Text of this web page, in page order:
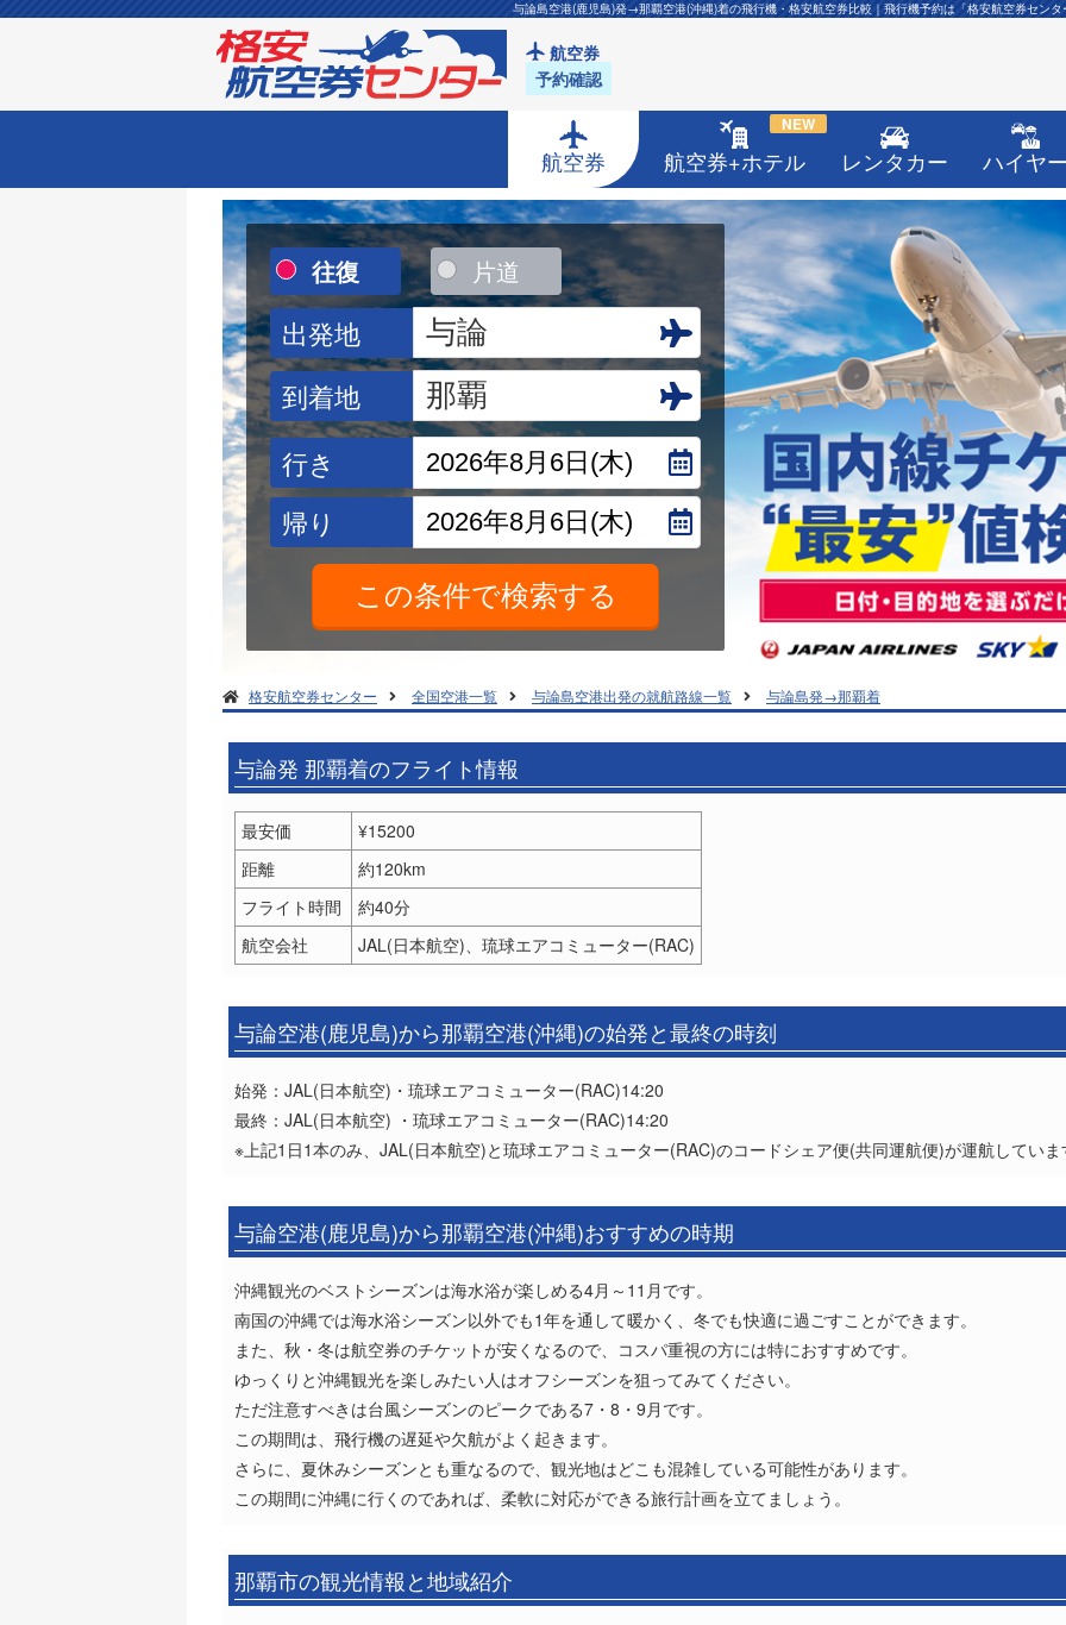
与論島空港(鹿児島)発→那覇空港(沖縄)着の飛行機・格安航空券比較｜飛行機予約は「格安航空券センタ
航空券
予約確認
航空券 航空券+ホテル
NEW
レンタカー ハイヤ
往復 片道
出発地
到着地
行き
帰り
格安航空券センター 全国空港一覧 与論島空港出発の就航路線一覧 与論島発→那覇着
与論発 那覇着のフライト情報
最安価
¥15200
距離
約120km
フライト時間
約40分
航空会社
JAL(日本航空)、琉球エアコミューター(RAC)
与論空港(鹿児島)から那覇空港(沖縄)の始発と最終の時刻
始発：JAL(日本航空)・琉球エアコミューター(RAC)14:20
最終：JAL(日本航空) ・琉球エアコミューター(RAC)14:20
※上記1日1本のみ、JAL(日本航空)と琉球エアコミューター(RAC)のコードシェア便(共同運航便)が運航していま
与論空港(鹿児島)から那覇空港(沖縄)おすすめの時期
沖縄観光のベストシーズンは海水浴が楽しめる4月～11月です。
南国の沖縄では海水浴シーズン以外でも1年を通して暖かく、冬でも快適に過ごすことができます。
また、秋・冬は航空券のチケットが安くなるので、コスパ重視の方には特におすすめです。
ゆっくりと沖縄観光を楽しみたい人はオフシーズンを狙ってみてください。
ただ注意すべきは台風シーズンのピークである7・8・9月です。
この期間は、飛行機の遅延や欠航がよく起きます。
さらに、夏休みシーズンとも重なるので、観光地はどこも混雑している可能性があります。
この期間に沖縄に行くのであれば、柔軟に対応ができる旅行計画を立てましょう。
那覇市の観光情報と地域紹介